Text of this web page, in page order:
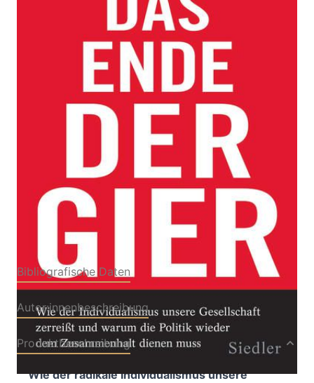
Wie der Individualismus unsere Gesellschaft zerreißt
- und warum die Politik wieder dem Zusammenhalt
Paul Collier, John Kay
30.08.2021
Buch 288 Seiten
gebunden mit
Schutzumschlag
ISBN: 978-3-8275-
Bibliografische Daten
Autor:innenbeschreibung
Produktbeschreibung
Wie der radikale Individualismus unsere